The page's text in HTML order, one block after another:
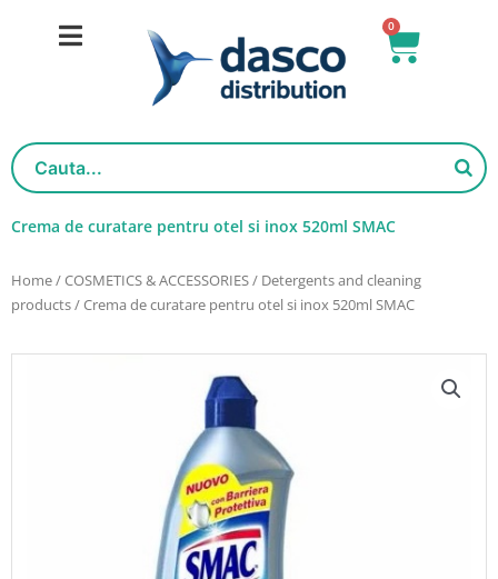
0
Basket
Crema de curatare pentru otel si inox 520ml SMAC
Home/COSMETICS & ACCESSORIES/ Detergents and cleaning
products/ Crema de curatare pentru otel si inox 520ml SMAC